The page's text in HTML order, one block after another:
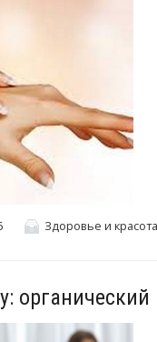
Здоровье и красота
органический